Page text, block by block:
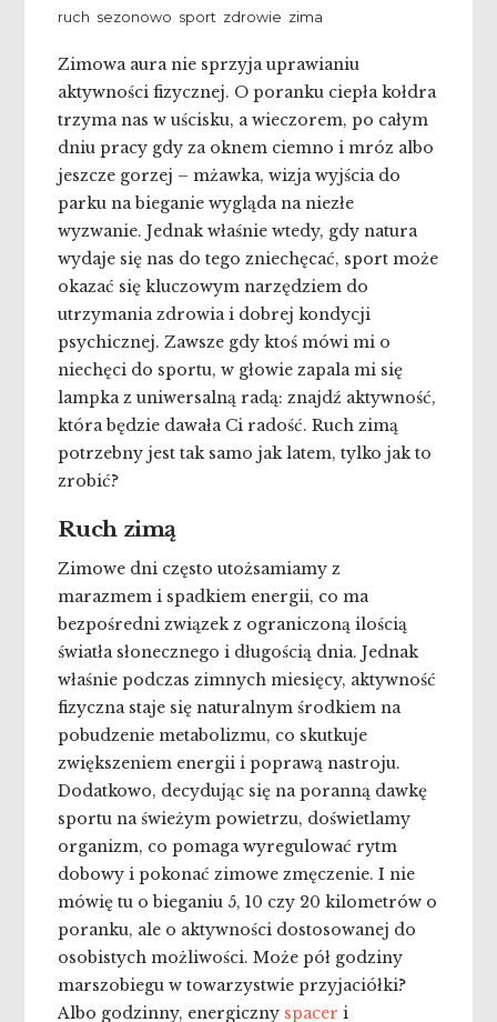
ruch sezonowo sport zdrowie zima
Zimowa aura nie sprzyja uprawianiu
aktywności fizycznej. O poranku ciepła kołdra
trzyma nas w uścisku, a wieczorem, po całym
dniu pracy gdy za oknem ciemno i mróz albo
jeszcze gorzej – mżawka, wizja wyjścia do
parku na bieganie wygląda na niezłe
wyzwanie. Jednak właśnie wtedy, gdy natura
wydaje się nas do tego zniechęcać, sport może
okazać się kluczowym narzędziem do
utrzymania zdrowia i dobrej kondycji
psychicznej. Zawsze gdy ktoś mówi mi o
niechęci do sportu, w głowie zapala mi się
lampka z uniwersalną radą: znajdź aktywność,
która będzie dawała Ci radość. Ruch zimą
potrzebny jest tak samo jak latem, tylko jak to
zrobić?
Ruch zimą
Zimowe dni często utożsamiamy z
marazmem i spadkiem energii, co ma
bezpośredni związek z ograniczoną ilością
światła słonecznego i długością dnia. Jednak
właśnie podczas zimnych miesięcy, aktywność
fizyczna staje się naturalnym środkiem na
pobudzenie metabolizmu, co skutkuje
zwiększeniem energii i poprawą nastroju.
Dodatkowo, decydując się na poranną dawkę
sportu na świeżym powietrzu, doświetlamy
organizm, co pomaga wyregulować rytm
dobowy i pokonać zimowe zmęczenie. I nie
mówię tu o bieganiu 5, 10 czy 20 kilometrów o
poranku, ale o aktywności dostosowanej do
osobistych możliwości. Może pół godziny
marszobiegu w towarzystwie przyjaciółki?
Albo godzinny, energiczny spacer i